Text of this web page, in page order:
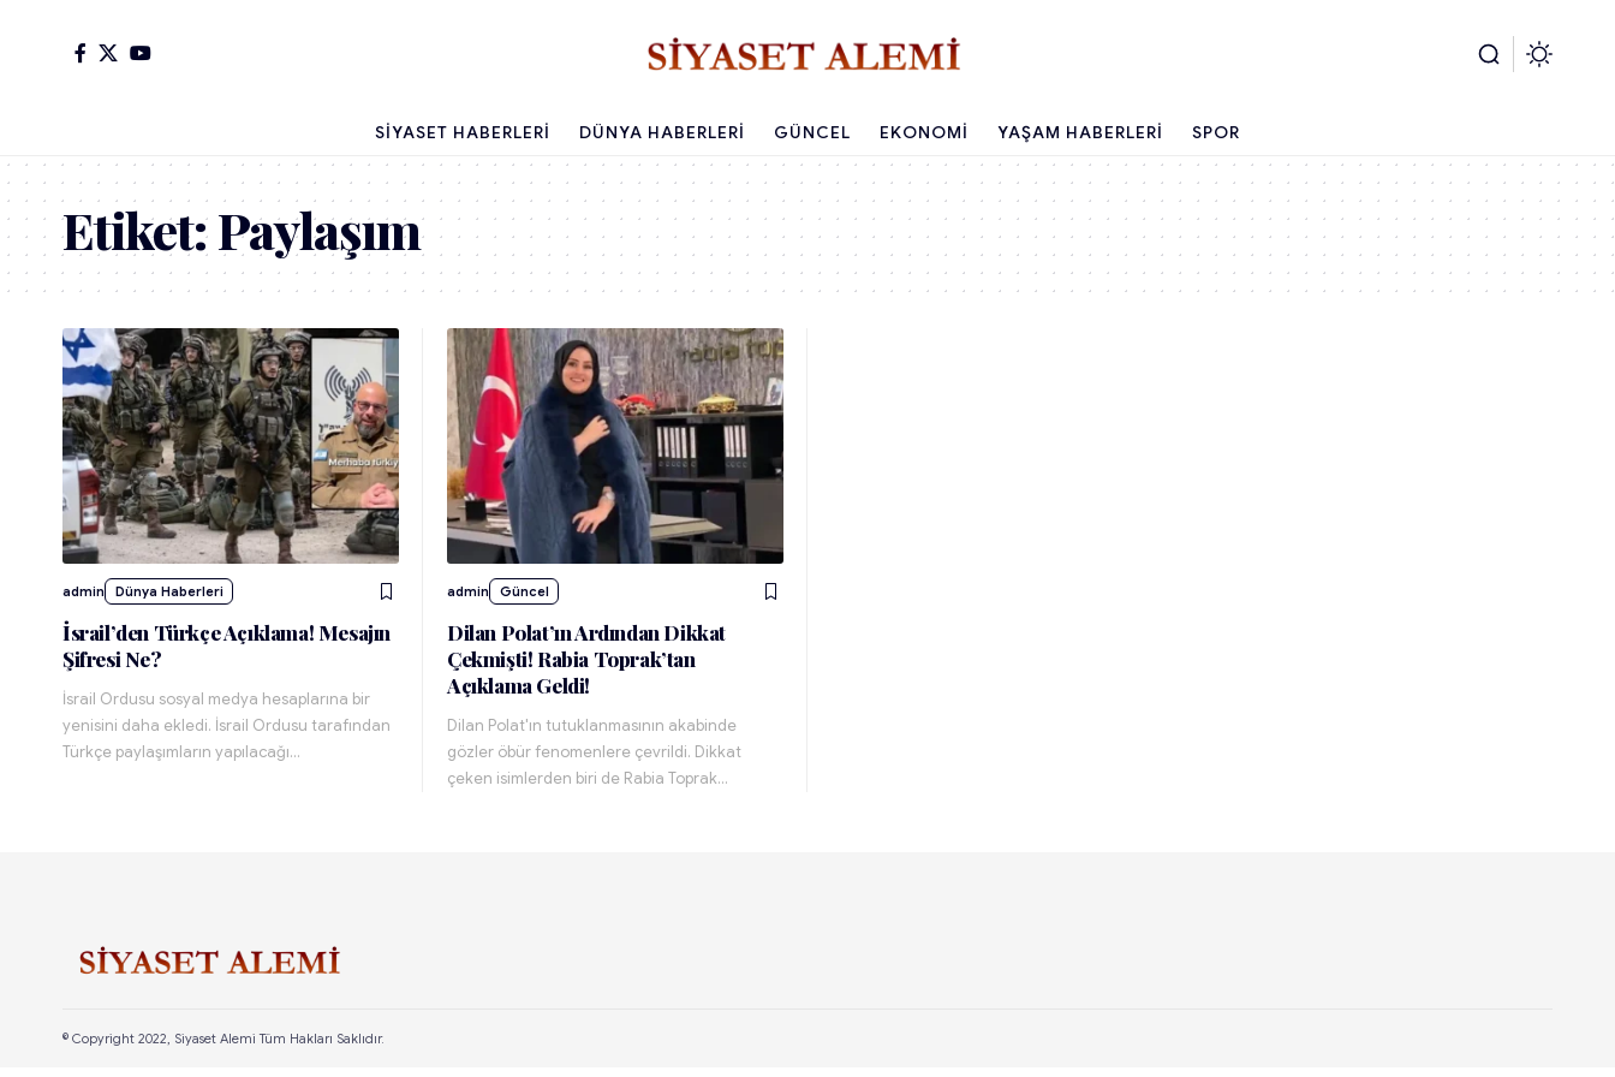
SIYASET HABERLERI DÜNYA HABERLERI GÜNCEL EKONOMI YAŞAM HABERLERI SPOR
Etiket:Paylaşım
admin Dünya Haberleri
İsrail’den Türkçe Açıklama! Mesajın
Şifresi Ne?
İsrail Ordusu sosyal medya hesaplarına bir
yenisini daha ekledi. İsrail Ordusu tarafından
Türkçe paylaşımların yapılacağı…
admin Güncel
Dilan Polat’ın Ardından Dikkat
Çekmişti! Rabia Toprak’tan
Açıklama Geldi!
Dilan Polat'ın tutuklanmasının akabinde
gözler öbür fenomenlere çevrildi. Dikkat
çeken isimlerden biri de Rabia Toprak…
© Copyright 2022, Siyaset Alemi Tüm Hakları Saklıdır.